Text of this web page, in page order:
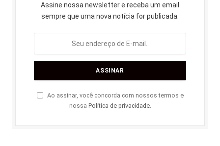
Assine nossa newsletter e receba um email
sempre que uma nova notícia for publicada.
Ao assinar, você concorda com nossos termos e
nossa Política de privacidade.